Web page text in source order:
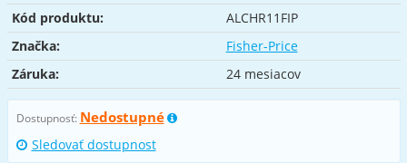
Kód produktu:
ALCHR11FIP
Značka:
Fisher-Price
Záruka:
24 mesiacov
Dostupnosť: Nedostupné
Sledovať dostupnost